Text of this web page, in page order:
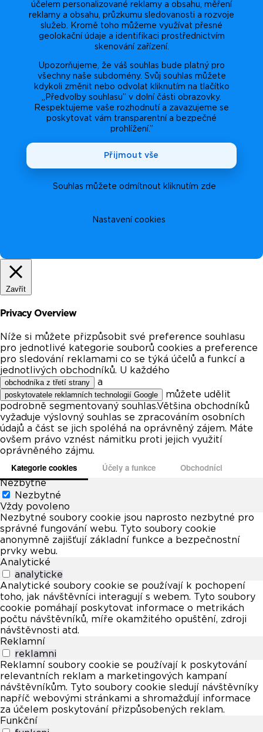
účelem personalizované reklamy a obsahu, měření
reklamy a obsahu, průzkumu sledovanosti a rozvoje
služeb. Kromě toho můžeme využívat přesné
geolokační údaje a identifikaci prostřednictvím
skenování zařízení.
Upozorňujeme, že váš souhlas bude platný pro
všechny naše subdomény. Svůj souhlas můžete
kdykoli změnit nebo odvolat kliknutím na tlačítko
„Předvolby souhlasu” v dolní části obrazovky.
Respektujeme vaše rozhodnutí a zavazujeme se
poskytovat vám transparentní a bezpečné
prohlížení.”
Nastavení cookies
Souhlas můžete odmítnout kliknutím zde
Přijmout vše
Zavřít
Privacy Overview
Níže si můžete přizpůsobit své preference souhlasu
pro jednotlivé kategorie souborů cookies a preference
pro sledování reklamami co se týká účelů a funkcí a
jednotlivých obchodníků. U každého
obchodníka z třetí strany a
poskytovatele reklamních technologií Google
můžete udělit
podrobně segmentovaný souhlas.Většina obchodníků
vyžaduje výslovný souhlas se zpracováním osobních
údajů a část se jich spoléhá na oprávněný zájem. Máte
ovšem právo vznést námitku proti jejich využití
oprávněného zájmu.
Kategorie cookies Účely a funkce Obchodníci
Nezbytné
Nezbytné
Vždy povoleno
Nezbytné soubory cookie jsou naprosto nezbytné pro
správné fungování webu. Tyto soubory cookie
anonymně zajišťují základní funkce a bezpečnostní
prvky webu.
Analytické
analyticke
Analytické soubory cookie se používají k pochopení
toho, jak návštěvníci interagují s webem. Tyto soubory
cookie pomáhají poskytovat informace o metrikách
počtu návštěvníků, míře okamžitého opuštění, zdroji
návštěvnosti atd.
Reklamní
reklamni
Reklamní soubory cookie se používají k poskytování
relevantních reklam a marketingových kampaní
návštěvníkům. Tyto soubory cookie sledují návštěvníky
napříč webovými stránkami a shromažďují informace
za účelem poskytování přizpůsobených reklam.
Funkční